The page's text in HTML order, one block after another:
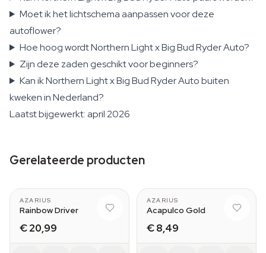
Moet ik het lichtschema aanpassen voor deze
autoflower?
Hoe hoog wordt Northern Light x Big Bud Ryder Auto?
Zijn deze zaden geschikt voor beginners?
Kan ik Northern Light x Big Bud Ryder Auto buiten
kweken in Nederland?
Laatst bijgewerkt: april 2026
Gerelateerde producten
AZARIUS
Rainbow Driver
€ 20,99
AZARIUS
Acapulco Gold
€ 8,49